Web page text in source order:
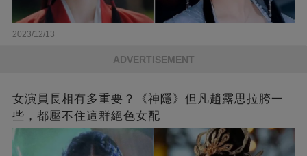
2023/12/13
ADVERTISEMENT
女演員長相有多重要？《神隱》但凡趙露思拉胯一
些，都壓不住這群絕色女配